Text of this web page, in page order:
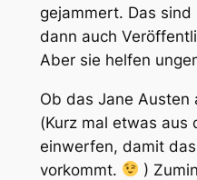
gejammert. Das
dann auch
Aber sie helfen
Ob das Jane Austen
(Kurz mal etwas aus
einwerfen, damit
vorkommt.
)